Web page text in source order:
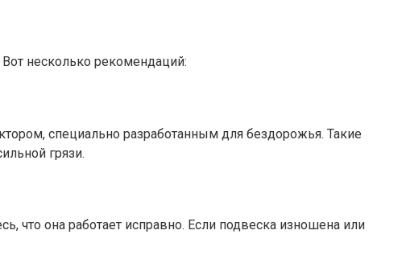
несколько рекомендаций:
специально разработанным для бездорожья. Такие
грязи.
что она работает исправно. Если подвеска изношена или